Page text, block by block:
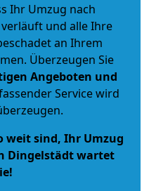
Ihr Umzug nach
und alle Ihre
an Ihrem
Überzeugen Sie
Angeboten und
Service wird
weit sind, Ihr Umzug
Dingelstädt wartet